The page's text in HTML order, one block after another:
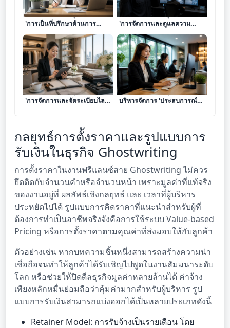
เจาะลึก 8 โมเดลธุรกิจบริการ
'การเป็นที่ปรึกษาด้านการ
จัดการเวลาและประสิทธิภาพ
ชีวิต' เปลี่ยนทักษะการจัดสรร
ให้เป็นรายได้ระดับมืออาชีพ
เจาะลึก 8 โมเดลธุรกิจบริการ
'การจัดการและดูแลความ
ปลอดภัยทางกายภาพและ
ทรัพย์สิน' เปลี่ยนความระแวด
ระวังให้เป็นรายได้ระดับมือ
อาชีพ
เจาะลึก 8 โมเดลธุรกิจบริการ
'การจัดการและจัดระเบียบไลฟ์
ละเอียดให้เป็นอาชีพทำเงิน
เจาะลึก 8 โมเดลธุรกิจบริการ
บริหารจัดการ 'ประสบการณ์
กลยุทธ์การตั้งราคาและรูปแบบการ
รับเงินในธุรกิจ Ghostwriting
การตั้งราคาในงานฟรีแลนซ์สาย Ghostwriting ไม่ควร
ยึดติดกับจำนวนคำหรือจำนวนหน้า เพราะมูลค่าที่แท้จริง
ของงานอยู่ที่ ผลลัพธ์เชิงกลยุทธ์ และ เวลาที่ผู้บริหาร
ประหยัดไปได้ รูปแบบการคิดราคาที่แนะนำสำหรับผู้ที่
ต้องการทำเป็นอาชีพจริงจังคือการใช้ระบบ Value-based
Pricing หรือการตั้งราคาตามคุณค่าที่ส่งมอบให้กับลูกค้า
ตัวอย่างเช่น หากบทความชิ้นหนึ่งสามารถสร้างความน่า
เชื่อถือจนทำให้ลูกค้าได้รับเชิญไปพูดในงานสัมมนาระดับ
โลก หรือช่วยให้ปิดดีลธุรกิจมูลค่าหลายล้านได้ ค่าจ้าง
เพียงหลักหมื่นย่อมถือว่าคุ้มค่ามากสำหรับผู้บริหาร รูป
แบบการรับเงินสามารถแบ่งออกได้เป็นหลายประเภทดังนี้
Retainer Model: การรับจ้างเป็นรายเดือน โดย